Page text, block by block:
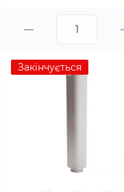
Закінчується